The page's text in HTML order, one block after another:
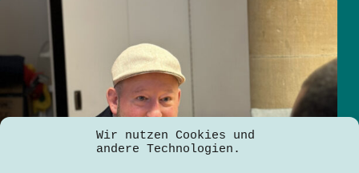
Wir nutzen Cookies und
andere Technologien.